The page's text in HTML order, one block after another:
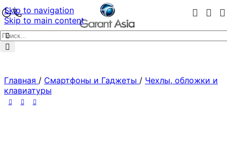
Skip to navigation
Skip to main content
Главная / Смартфоны и Гаджеты / Чехлы, обложки и
клавиатуры